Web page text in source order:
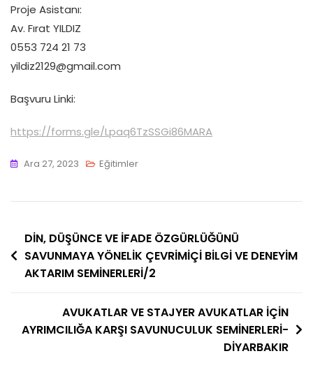
Proje Asistanı:
Av. Fırat YILDIZ
0553 724 21 73
yildiz2129@gmail.com
Başvuru Linki:
https://forms.gle/Lpaq6TzSSGi86MARA
Ara 27, 2023 Eğitimler
Yazı
gezinmesi
DİN, DÜŞÜNCE VE İFADE ÖZGÜRLÜĞÜNÜ
SAVUNMAYA YÖNELİK ÇEVRİMİÇİ BİLGİ VE DENEYİM
AKTARIM SEMİNERLERİ/2
AVUKATLAR VE STAJYER AVUKATLAR İÇİN
AYRIMCILIĞA KARŞI SAVUNUCULUK SEMİNERLERİ-
DİYARBAKIR